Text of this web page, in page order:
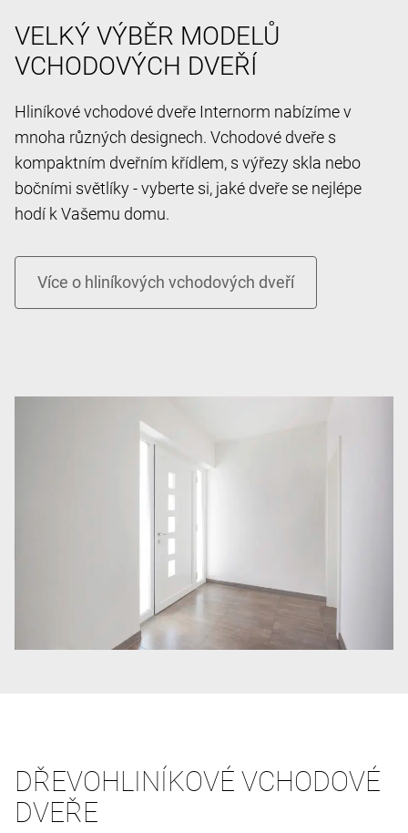
VELKÝ VÝBĚR MODELŮ
VCHODOVÝCH DVEŘÍ
Hliníkové vchodové dveře Internorm nabízíme v
mnoha různých designech. Vchodové dveře s
kompaktním dveřním křídlem, s výřezy skla nebo
bočními světlíky - vyberte si, jaké dveře se nejlépe
hodí k Vašemu domu.
DŘEVOHLINÍKOVÉ VCHODOVÉ
DVEŘE